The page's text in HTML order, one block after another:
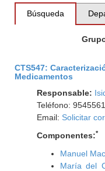
Búsqueda
CTS547:
Medicamentos
Responsable:
Teléfono:
Email: Solicitar
Componentes:*
Manuel
María del